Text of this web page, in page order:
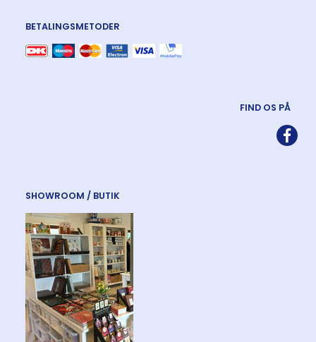
BETALINGSMETODER
FIND OS PÅ
SHOWROOM / BUTIK